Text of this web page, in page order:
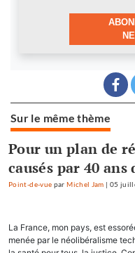
Sur le même thème
Pour un plan de
causés par 40
Point-de-vue parMichel Jam | 05
La France, mon pays, est
menée par le néolibéralisme